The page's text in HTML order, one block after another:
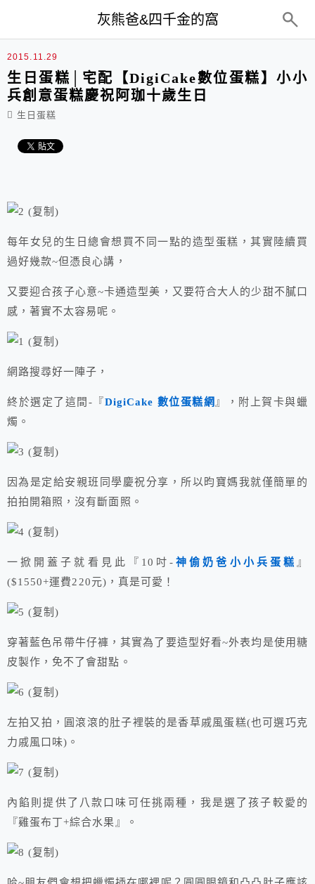
灰熊爸&四千金的窩
2015.11.29
生日蛋糕│宅配【DigiCake數位蛋糕】小小
兵創意蛋糕慶祝阿珈十歲生日
生日蛋糕
每年女兒的生日總會想買不同一點的造型蛋糕，其實陸續買
過好幾款~但憑良心講，
又要迎合孩子心意~卡通造型美，又要符合大人的少甜不膩口
感，著實不太容易呢。
網路搜尋好一陣子，
終於選定了這間-『DigiCake 數位蛋糕網』，附上賀卡與蠟
燭。
因為是定給安親班同學慶祝分享，所以昀寶媽我就僅簡單的
拍拍開箱照，沒有斷面照。
一掀開蓋子就看見此『10吋- 神偷奶爸小小兵蛋糕 』
($1550+運費220元)，真是可愛！
穿著藍色吊帶牛仔褲，其實為了要造型好看~外表均是使用糖
皮製作，免不了會甜點。
左拍又拍，圓滾滾的肚子裡裝的是香草戚風蛋糕(也可選巧克
力戚風口味)。
內餡則提供了八款口味可任挑兩種，我是選了孩子較愛的
『雞蛋布丁+綜合水果』。